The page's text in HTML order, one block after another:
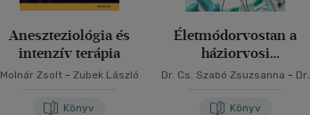
Aneszteziológia és
intenzív terápia
Molnár Zsolt- Zubek László
Könyv
Életmódorvostan a
háziorvosi
gyakorlatban
Dr. Cs. Szabó Zsuzsanna - Dr.
Könyv